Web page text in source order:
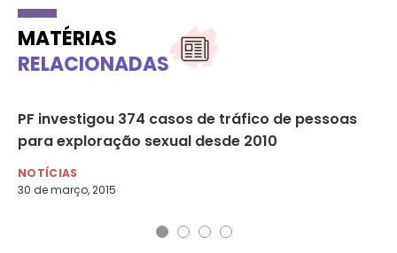
MATÉRIAS
RELACIONADAS
PF investigou 374 casos de tráfico de pessoas
para exploração sexual desde 2010
NOTÍCIAS
30 de março, 2015